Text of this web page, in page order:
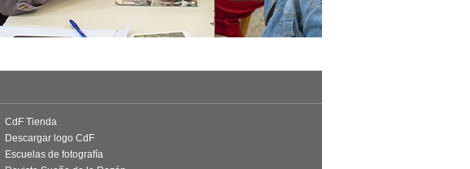
CdF Tienda
Descargar logo CdF
Escuelas de fotografía